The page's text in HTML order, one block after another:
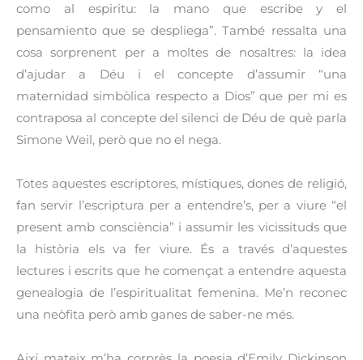
como al espiritu: la mano que escribe y el
pensamiento que se despliega”. També ressalta una
cosa sorprenent per a moltes de nosaltres: la idea
d’ajudar a Déu i el concepte d’assumir “una
maternidad simbòlica respecto a Dios” que per mi es
contraposa al concepte del silenci de Déu de què parla
Simone Weil, però que no el nega.
Totes aquestes escriptores, místiques, dones de religió,
fan servir l’escriptura per a entendre’s, per a viure “el
present amb consciència” i assumir les vicissituds que
la història els va fer viure. És a través d’aquestes
lectures i escrits que he començat a entendre aquesta
genealogia de l’espiritualitat femenina. Me’n reconec
una neòfita però amb ganes de saber-ne més.